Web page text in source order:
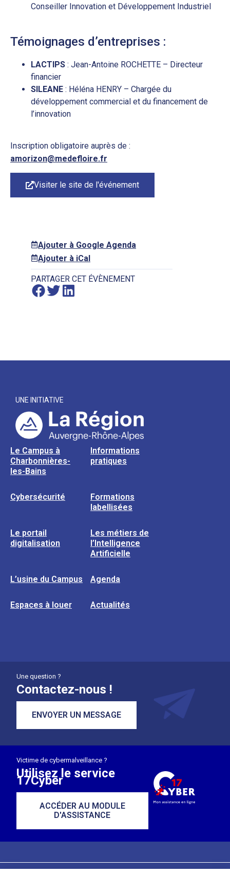
Conseiller Innovation et Développement Industriel
Témoignages d’entreprises :
LACTIPS : Jean-Antoine ROCHETTE – Directeur
financier
SILEANE : Héléna HENRY – Chargée du
développement commercial et du financement de
l’innovation
Inscription obligatoire auprès de :
amorizon@medefloire.fr
Visiter le site de l'événement
Ajouter à Google Agenda
Ajouter à iCal
PARTAGER CET ÉVÈNEMENT
UNE INITIATIVE
Le Campus à
Charbonnières-
les-Bains
Informations
pratiques
Cybersécurité
Formations
labellisées
Le portail
digitalisation
Les métiers de
l’Intelligence
Artificielle
L’usine du Campus Agenda
Espaces à louer Actualités
Une question ?
Contactez-nous !
ENVOYER UN MESSAGE
Victime de cybermalveillance ?
Utilisez le service
17Cyber
ACCÉDER AU MODULE
D'ASSISTANCE